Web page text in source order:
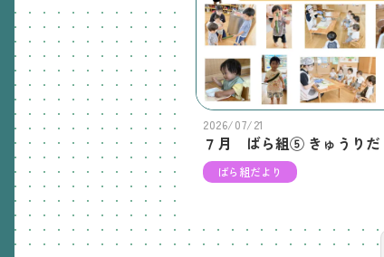
2026/07/21
７月 ばら組⑤ きゅうりだ
ばら組だより